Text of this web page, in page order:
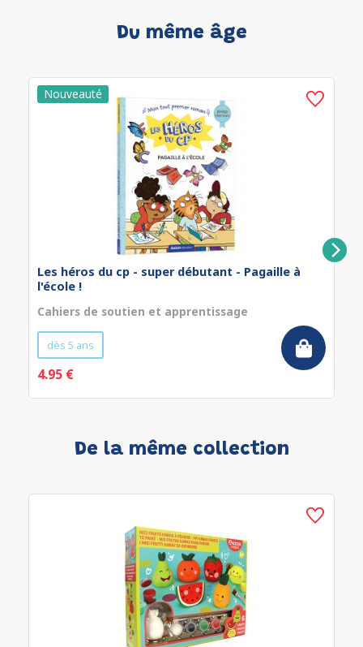
Du même âge
Les héros du cp - super débutant - Pagaille à
l'école !
Cahiers de soutien et apprentissage
dès 5 ans
4.95 €
De la même collection